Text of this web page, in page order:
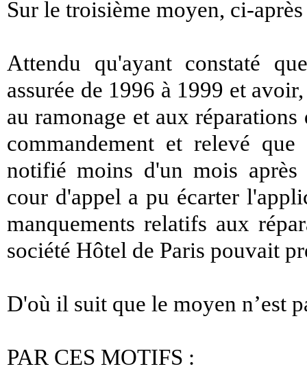
Sur le troisième moyen, ci-
Attendu qu'ayant constaté
assurée de 1996 à 1999 et
au ramonage et aux
commandement et relevé
notifié moins d'un mois
cour d'appel a pu écarter
manquements relatifs aux
société Hôtel de Paris pouvait
D'où il suit que le moyen n’est
PAR CES MOTIFS :